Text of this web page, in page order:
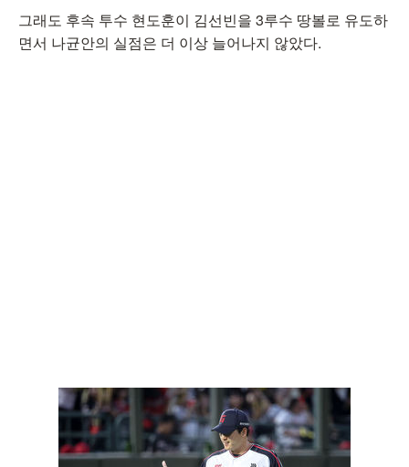
그래도 후속 투수 현도훈이 김선빈을 3루수 땅볼로 유도하
면서 나균안의 실점은 더 이상 늘어나지 않았다.